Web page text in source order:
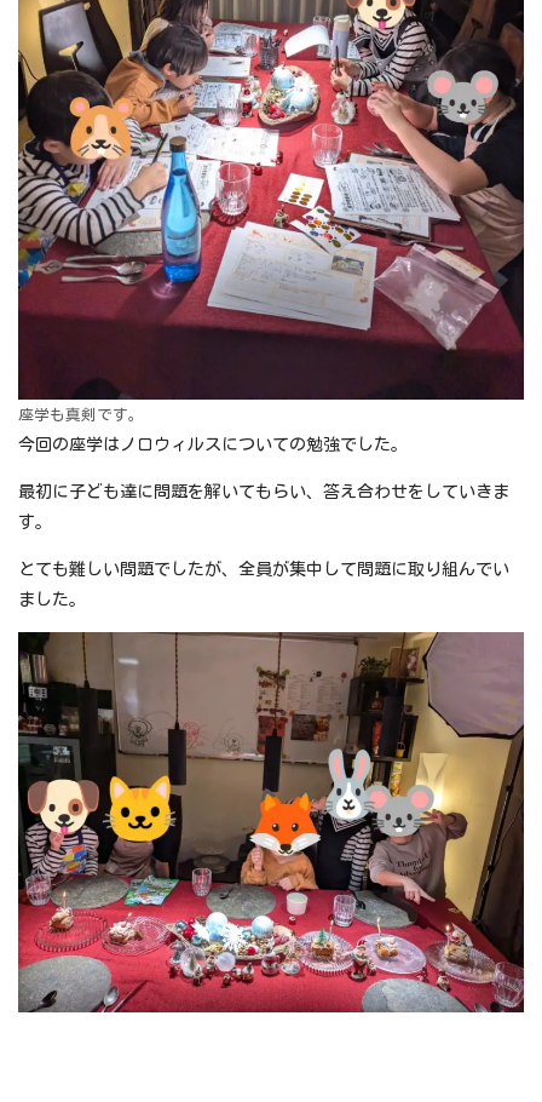
座学も真剣です。
今回の座学はノロウィルスについての勉強でした。
最初に子ども達に問題を解いてもらい、答え合わせをしていきま
す。
とても難しい問題でしたが、全員が集中して問題に取り組んでい
ました。